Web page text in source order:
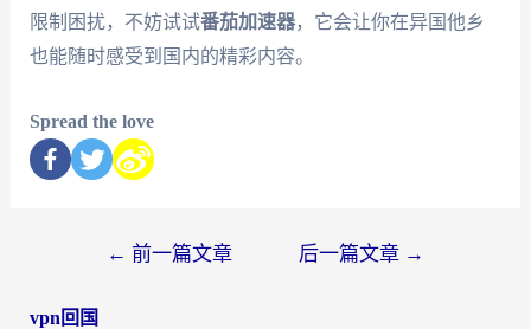
限制困扰，不妨试试番茄加速器，它会让你在异国他乡
也能随时感受到国内的精彩内容。
Spread the love
← 前一篇文章 后一篇文章 →
vpn回国